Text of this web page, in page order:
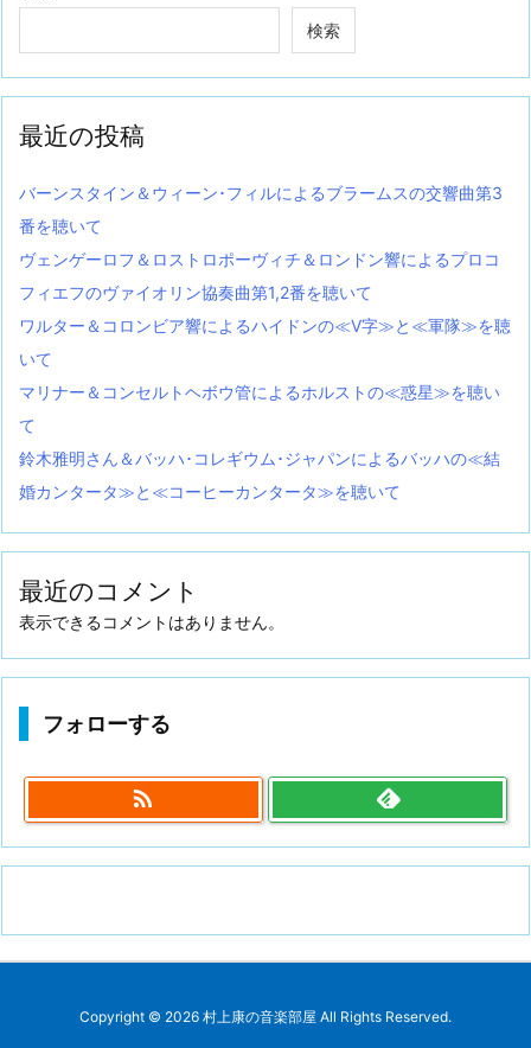
検索
最近の投稿
バーンスタイン＆ウィーン･フィルによるブラームスの交響曲第3
番を聴いて
ヴェンゲーロフ＆ロストロポーヴィチ＆ロンドン響によるプロコ
フィエフのヴァイオリン協奏曲第1,2番を聴いて
ワルター＆コロンビア響によるハイドンの≪V字≫と≪軍隊≫を聴
いて
マリナー＆コンセルトヘボウ管によるホルストの≪惑星≫を聴い
て
鈴木雅明さん＆バッハ･コレギウム･ジャパンによるバッハの≪結
婚カンタータ≫と≪コーヒーカンタータ≫を聴いて
最近のコメント
表示できるコメントはありません。
フォローする

Copyright © 2026 村上康の音楽部屋 All Rights Reserved.